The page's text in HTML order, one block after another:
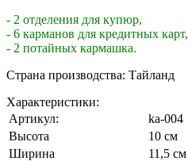
- 2 отделения для купюр,
- 6 карманов для кредитных карт,
- 2 потайных кармашка.
Страна производства: Тайланд
Характеристики:
Артикул:
ka-004
Высота
10 см
Ширина
11,5 см